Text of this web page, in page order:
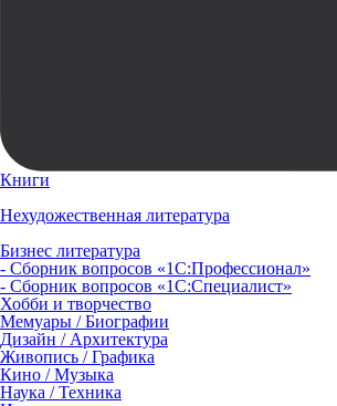
Книги
Нехудожественная литература
Бизнес литература
- Сборник вопросов «1С:Профессионал»
- Сборник вопросов «1С:Специалист»
Хобби и творчество
Мемуары / Биографии
Дизайн / Архитектура
Живопись / Графика
Кино / Музыка
Наука / Техника